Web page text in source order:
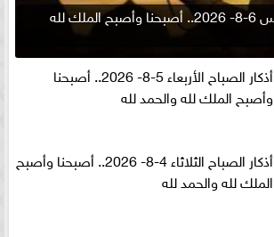
أذكار الصباح الخميس 6-8- 2026.. أصبحنا وأصبح الملك لله
أذكار الصباح الأربعاء 5-8- 2026.. أصبحنا
وأصبح الملك لله والحمد لله
أذكار الصباح الثلاثاء 4-8- 2026.. أصبحنا وأصبح
الملك لله والحمد لله